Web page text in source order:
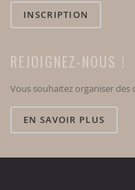
INSCRIPTION
REJOIGNEZ-NOUS !
Vous souhaitez organiser des
EN SAVOIR PLUS